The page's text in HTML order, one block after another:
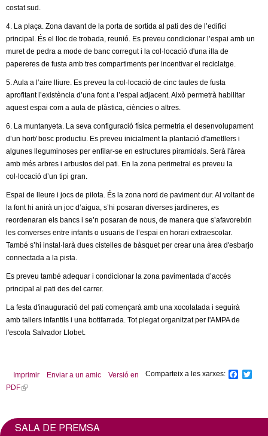
costat sud.
4. La plaça. Zona davant de la porta de sortida al pati des de l’edifici
principal. És el lloc de trobada, reunió. Es preveu condicionar l’espai amb un
muret de pedra a mode de banc corregut i la col·locació d'una illa de
papereres de fusta amb tres compartiments per incentivar el reciclatge.
5. Aula a l’aire lliure. Es preveu la col·locació de cinc taules de fusta
aprofitant l’existència d’una font a l’espai adjacent. Això permetrà habilitar
aquest espai com a aula de plàstica, ciències o altres.
6. La muntanyeta. La seva configuració física permetria el desenvolupament
d’un hort/ bosc productiu. Es preveu inicialment la plantació d'ametllers i
algunes lleguminoses per enfilar-se en estructures piramidals. Serà l'àrea
amb més arbres i arbustos del pati. En la zona perimetral es preveu la
col·locació d’un tipi gran.
Espai de lleure i jocs de pilota. És la zona nord de paviment dur. Al voltant de
la font hi anirà un joc d’aigua, s’hi posaran diverses jardineres, es
reordenaran els bancs i se’n posaran de nous, de manera que s’afavoreixin
les converses entre infants o usuaris de l’espai en horari extraescolar.
També s’hi instal·larà dues cistelles de bàsquet per crear una àrea d'esbarjo
connectada a la pista.
Es preveu també adequar i condicionar la zona pavimentada d’accés
principal al pati des del carrer.
La festa d'inauguració del pati començarà amb una xocolatada i seguirà
amb tallers infantils i una botifarrada. Tot plegat organitzat per l'AMPA de
l'escola Salvador Llobet.
Comparteix a les xarxes:
Imprimir Enviar a un amic
Versió en
PDF(
n
SALA DE PREMSA